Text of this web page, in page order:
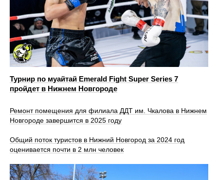
Турнир по муайтай Emerald Fight Super Series 7
пройдет в Нижнем Новгороде
Ремонт помещения для филиала ДДТ им. Чкалова в Нижнем
Новгороде завершится в 2025 году
Общий поток туристов в Нижний Новгород за 2024 год
оценивается почти в 2 млн человек